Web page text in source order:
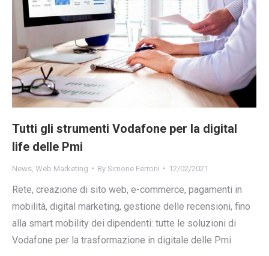
Tutti gli strumenti Vodafone per la digital
life delle Pmi
News Web Marketing By Simone Ferroni 12/02/2021
Rete, creazione di sito web, e-commerce, pagamenti in
mobilità, digital marketing, gestione delle recensioni, fino
alla smart mobility dei dipendenti: tutte le soluzioni di
Vodafone per la trasformazione in digitale delle Pmi